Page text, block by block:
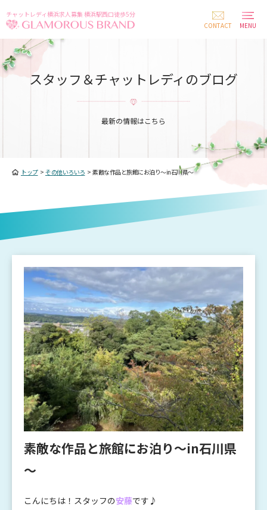
チャットレディ横浜求人募集 横浜駅西口徒歩5分
CONTACT
MENU
スタッフ＆チャットレディのブログ
最新の情報はこちら
トップ> その他いろいろ > 素敵な作品と旅館にお泊り～in石川県～
素敵な作品と旅館にお泊り～in石川県
～
こんにちは！スタッフの安藤です♪